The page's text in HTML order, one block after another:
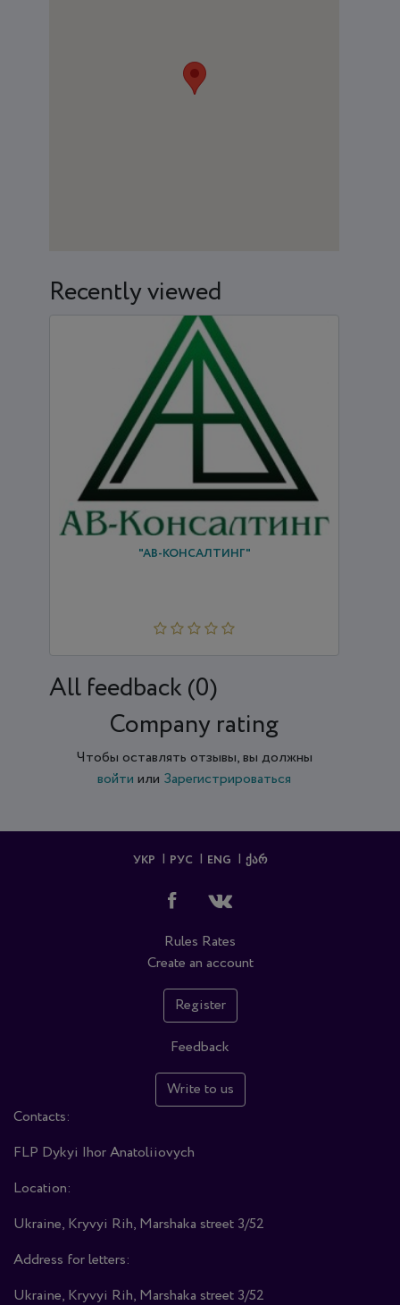
Recently viewed
"АВ-КОНСАЛТИНГ"
All feedback (0)
Company rating
Чтобы оставлять отзывы, вы должны
войти или Зарегистрироваться
УКР РУС ENG ᲥᲐᲠ
Rules Rates
Create an account
Register
Feedback
Write to us
Contacts:
FLP Dykyi Ihor Anatoliiovych
Location:
Ukraine, Kryvyi Rih, Marshaka street 3/52
Address for letters:
Ukraine, Kryvyi Rih, Marshaka street 3/52